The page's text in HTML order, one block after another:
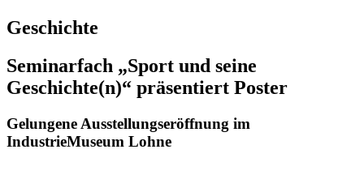
Geschichte
Seminarfach „Sport und seine
Geschichte(n)“ präsentiert Poster
Gelungene Ausstellungseröffnung im
IndustrieMuseum Lohne